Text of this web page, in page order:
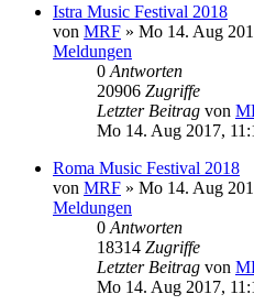
Istra Music Festival 2018
von MRF » Mo 14. Aug
Meldungen
0 Antworten
20906 Zugriffe
Letzter Beitrag von
Mo 14. Aug 2017,
Roma Music Festival 2018
von MRF » Mo 14. Aug
Meldungen
0 Antworten
18314 Zugriffe
Letzter Beitrag von
Mo 14. Aug 2017,